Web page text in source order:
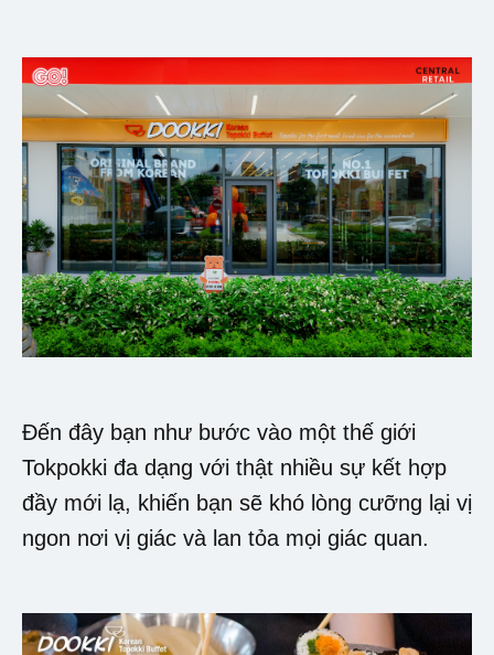
Đến đây bạn như bước vào một thế giới
Tokpokki đa dạng với thật nhiều sự kết hợp
đầy mới lạ, khiến bạn sẽ khó lòng cưỡng lại vị
ngon nơi vị giác và lan tỏa mọi giác quan.